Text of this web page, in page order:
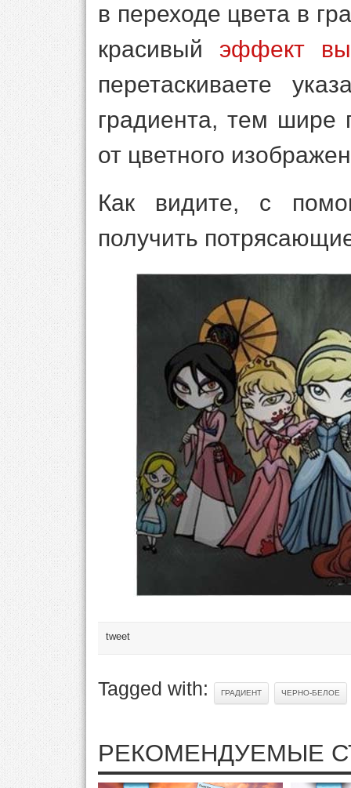
в переходе цвета в
красивый эффект
перетаскиваете
градиента, тем шире
от цветного
Как видите, с
получить
tweet
Tagged with: ГРАДИЕНТ ЧЕРНО-БЕЛОЕ
РЕКОМЕНДУЕМЫЕ